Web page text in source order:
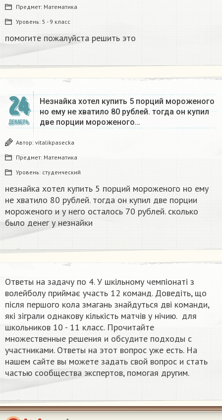
Предмет: Математика
Уровень: 5 - 9 класс
помогите пожалуйста решить это
24
ДЕКАБРЬ
Незнайка хотел купить 5 порций мороженого
но ему не хватило 80 рублей. тогда он купил
две порции мороженого…
Автор: vitalikpasecka
Предмет: Математика
Уровень: студенческий
незнайка хотел купить 5 порций мороженого но ему
не хватило 80 рублей. тогда он купил две порции
мороженого и у него осталось 70 рублей. сколько
было денег у незнайки
Ответы на задачу по 4. У шкільному чемпіонаті з
волейболу приймає участь 12 команд. Доведіть, що
після першого кола змагань знайдуться дві команди,
які зіграли однакову кількість матчів у нічию. ​ для
школьников 10 - 11 класс. Прочитайте
множественные решения и обсудите подходы с
участниками. Ответы на этот вопрос уже есть. На
нашем сайте вы можете задать свой вопрос и стать
частью сообщества экспертов, помогая другим.